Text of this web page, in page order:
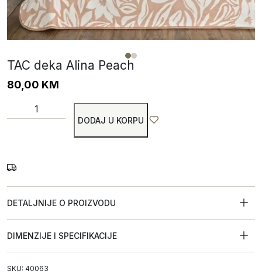
TAC deka Alina Peach
80,00 KM
DODAJ U KORPU
DETALJNIJE O PROIZVODU
DIMENZIJE I SPECIFIKACIJE
SKU: 40063